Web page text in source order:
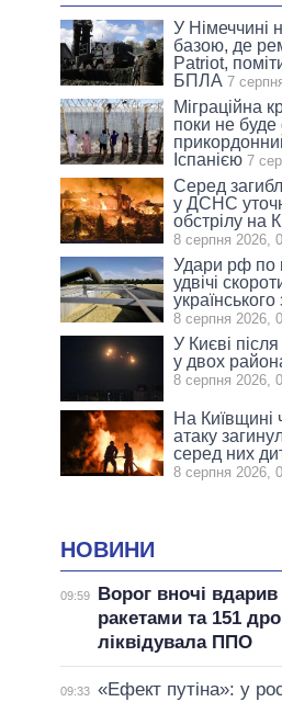
У Німеччині
базою, де
Patriot,
БПЛА 7
Міграційна
поки не буде
Іспанією 7
Серед
у ДСНС
обстрілу на
8 серпня 2026,
Удари рф по
удвічі
українського
8 серпня 2026,
У Києві
у двох
8 серпня 2026,
На Київщині
атаку
серед них
8 серпня 2026,
НОВИНИ
09:59
Ворог вночі вдарив
ракетами та 151
ліквідувала ППО
09:33 «Ефект путіна»: у